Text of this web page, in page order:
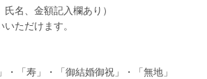
名、金額記入欄あり）
ただけます。
・「寿」・「御結婚御祝」・「無地」